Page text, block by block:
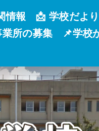
情報 📩 学校だより
所の募集 📌学校